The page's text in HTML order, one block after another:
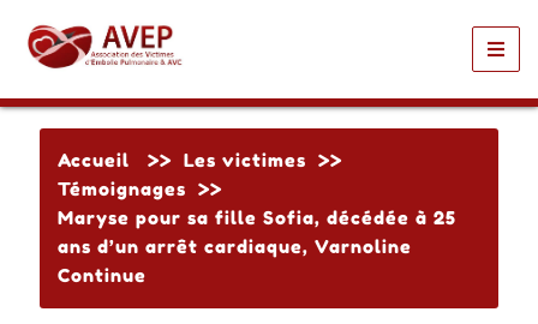
Accueil >> Les victimes >>
Témoignages >>
Maryse pour sa fille Sofia, décédée à 25
ans d’un arrêt cardiaque, Varnoline
Continue